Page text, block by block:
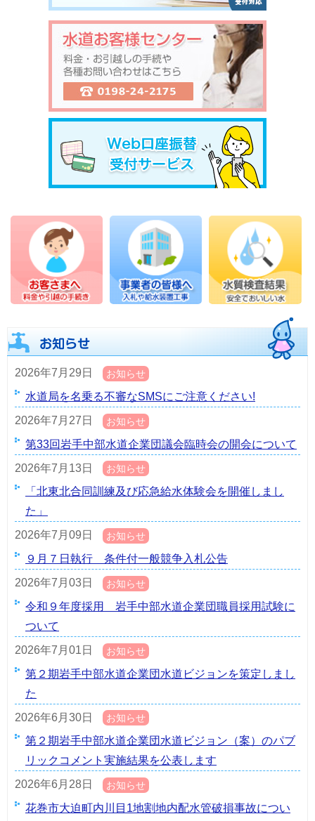
2026年7月29日 お知らせ
水道局を名乗る不審なSMSにご注意ください!
2026年7月27日
お知らせ
第33回岩手中部水道企業団議会臨時会の開会について
2026年7月13日
お知らせ
「北東北合同訓練及び応急給水体験会を開催しまし
た」
2026年7月09日
お知らせ
９月７日執行 条件付一般競争入札公告
2026年7月03日
お知らせ
令和９年度採用 岩手中部水道企業団職員採用試験に
ついて
2026年7月01日
お知らせ
第２期岩手中部水道企業団水道ビジョンを策定しまし
た
2026年6月30日
お知らせ
第２期岩手中部水道企業団水道ビジョン（案）のパブ
リックコメント実施結果を公表します
2026年6月28日
お知らせ
花巻市大迫町内川目1地割地内配水管破損事故につい